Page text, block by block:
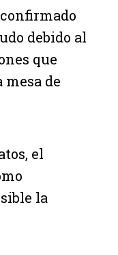
debido al
que
de
el
la